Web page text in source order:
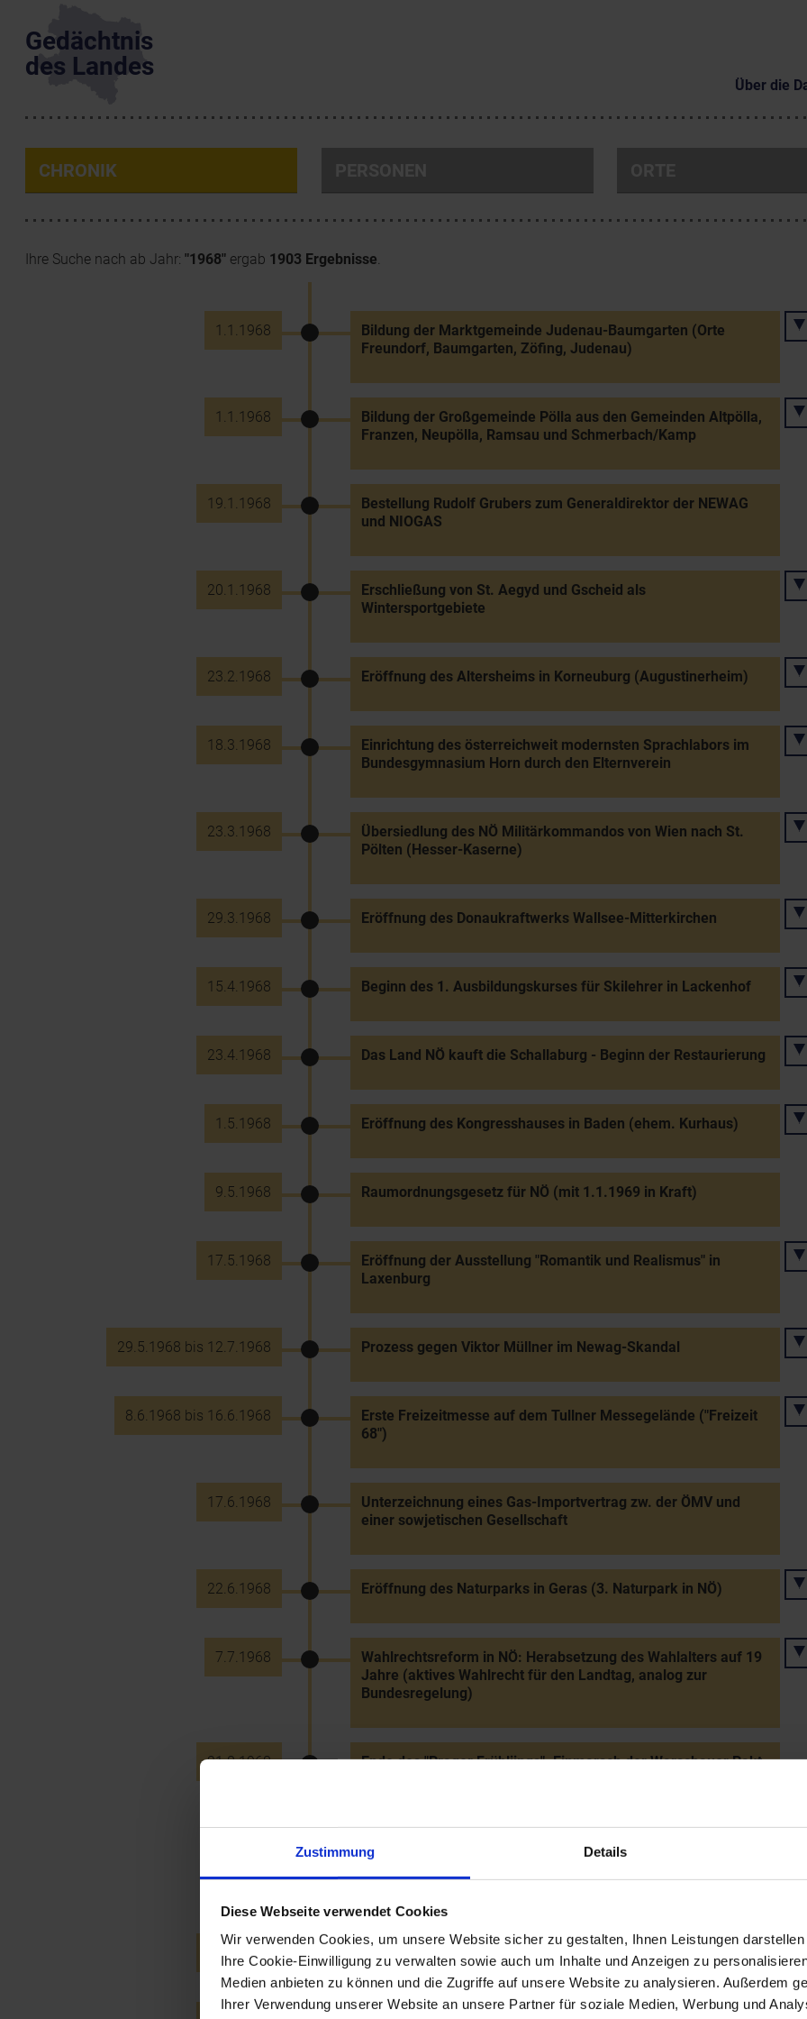
Zustimmung Details
Diese Webseite verwendet Cookies
Wir verwenden Cookies, um unsere Website sicher zu gestalten, Ihnen Leistungen
Ihre Cookie-Einwilligung zu verwalten sowie auch um Inhalte und Anzeigen zu
Medien anbieten zu können und die Zugriffe auf unsere Website zu analysieren. Außerdem
Ihrer Verwendung unserer Website an unsere Partner für soziale Medien, Werbung und
Gedächtnis
des Landes
Über die
CHRONIK
Ihre Suche nach ab Jahr: "1968" ergab 1903 Ergebnisse.
1.1.1968
Bildung der Marktgemeinde Judenau-Baumgarten (Orte
Freundorf, Baumgarten, Zöfing, Judenau)
1.1.1968
Bildung der Großgemeinde Pölla aus den Gemeinden Altpölla,
Franzen, Neupölla, Ramsau und Schmerbach/Kamp
19.1.1968
Bestellung Rudolf Grubers zum Generaldirektor der NEWAG
und NIOGAS
20.1.1968
Erschließung von St. Aegyd und Gscheid als
Wintersportgebiete
23.2.1968 Eröffnung des Altersheims in Korneuburg (Augustinerheim)
18.3.1968
Einrichtung des österreichweit modernsten Sprachlabors im
Bundesgymnasium Horn durch den Elternverein
23.3.1968
Übersiedlung des NÖ Militärkommandos von Wien nach St.
Pölten (Hesser-Kaserne)
29.3.1968 Eröffnung des Donaukraftwerks Wallsee-Mitterkirchen
15.4.1968 Beginn des 1. Ausbildungskurses für Skilehrer in Lackenhof
23.4.1968 Das Land NÖ kauft die Schallaburg - Beginn der Restaurierung
1.5.1968 Eröffnung des Kongresshauses in Baden (ehem. Kurhaus)
9.5.1968 Raumordnungsgesetz für NÖ (mit 1.1.1969 in Kraft)
17.5.1968
Eröffnung der Ausstellung "Romantik und Realismus" in
Laxenburg
29.5.1968 bis 12.7.1968 Prozess gegen Viktor Müllner im Newag-Skandal
8.6.1968 bis 16.6.1968
Erste Freizeitmesse auf dem Tullner Messegelände ("Freizeit
68")
17.6.1968
Unterzeichnung eines Gas-Importvertrag zw. der ÖMV und
einer sowjetischen Gesellschaft
22.6.1968 Eröffnung des Naturparks in Geras (3. Naturpark in NÖ)
7.7.1968
Wahlrechtsreform in NÖ: Herabsetzung des Wahlalters auf 19
Jahre (aktives Wahlrecht für den Landtag, analog zur
Bundesregelung)
21.8.1968
Ende des "Prager Frühliings": Einmarsch der Warschauer Pakt-
dem Schuljahr 1968/69
19.9.1968 Eröffnung der Pädagogischen Akademie des Bundes in Baden